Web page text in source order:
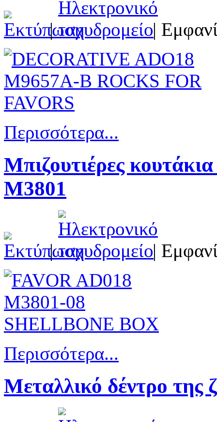
| |
Περισσότερα...
Μπιζουτιέρες
Μ3801
| |
Περισσότερα...
Μεταλλικό δέντρο